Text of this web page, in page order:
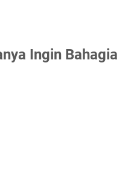
Ingin Bahagia